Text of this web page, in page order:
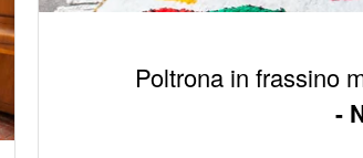
Poltrona in frassino